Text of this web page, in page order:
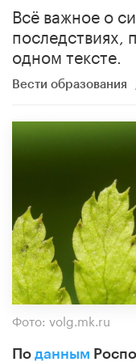
Всё важное о
последствиях,
одном тексте.
Вести образования
Фото: volg.mk.ru
По данным